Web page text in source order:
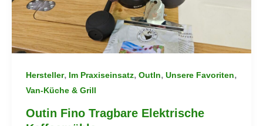
Hersteller, Im Praxiseinsatz, OutIn, Unsere Favoriten,
Van-Küche & Grill
Outin Fino Tragbare Elektrische